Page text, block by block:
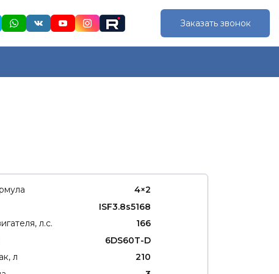
Заказать звонок
4×2
ISF3.8s5168
л.с.
166
6DS60T-D
л
210